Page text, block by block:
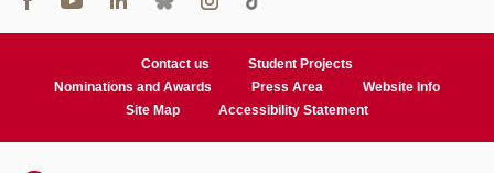
Contact us
Student Projects
Nominations and Awards
Press Area
Website Info
Site Map
Accessibility Statement